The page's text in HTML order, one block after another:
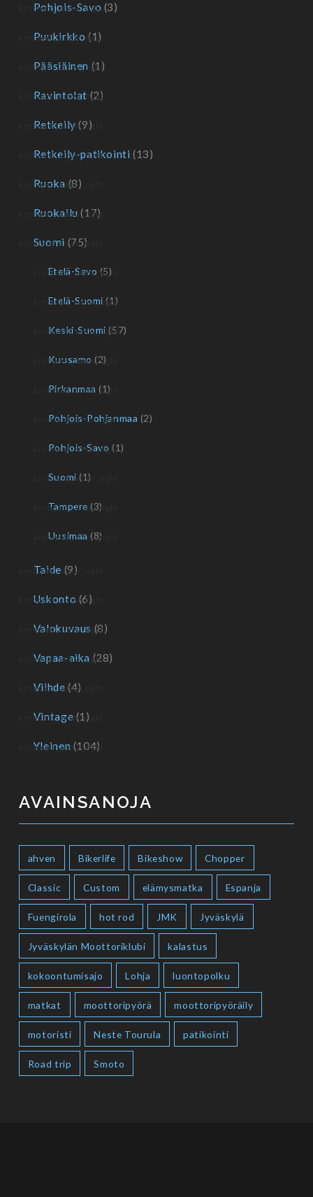
Pohjois-Savo (3)
Puukirkko (1)
Pääsiäinen (1)
Ravintolat (2)
Retkeily (9)
Retkeily-patikointi (13)
Ruoka (8)
Ruokailu (17)
Suomi (75)
Etelä-Savo (5)
Etelä-Suomi (1)
Keski-Suomi (57)
Kuusamo (2)
Pirkanmaa (1)
Pohjois-Pohjanmaa (2)
Pohjois-Savo (1)
Suomi (1)
Tampere (3)
Uusimaa (8)
Taide (9)
Uskonto (6)
Valokuvaus (8)
Vapaa-aika (28)
Viihde (4)
Vintage (1)
Yleinen (104)
AVAINSANOJA
ahven Bikerlife Bikeshow Chopper
Classic Custom elämysmatka Espanja
Fuengirola hot rod JMK Jyväskylä
Jyväskylän Moottoriklubi kalastus
kokoontumisajo Lohja luontopolku
matkat moottoripyörä moottoripyöräily
motoristi Neste Tourula patikointi
Road trip Smoto